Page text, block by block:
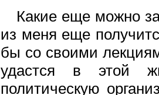
Какие еще можно
из меня еще
бы со своими
удастся в этой
политическую